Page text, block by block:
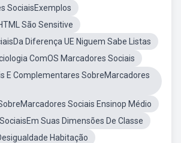
SociaisExemplos
São Sensitive
Diferença UE Niguem Sabe Listas
ComOS Marcadores Sociais
E Complementares SobreMarcadores
Sociais Ensinop Médio
Suas Dimensões De Classe
Habitação